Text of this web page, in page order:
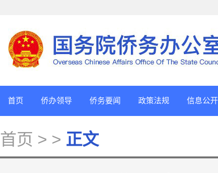
首页 侨办领导 侨务要闻 政策法规 信息公开
首页 > > 正文